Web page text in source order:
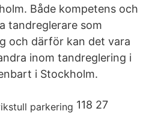
Både kompetens och
tandreglerare som
och därför kan det vara
inom tandreglering i
i Stockholm.
118 27